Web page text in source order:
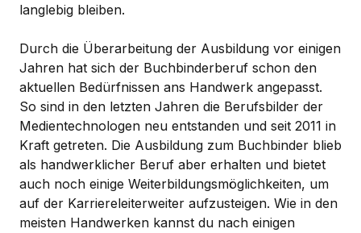
langlebig bleiben.
Durch die Überarbeitung der Ausbildung vor einigen
Jahren hat sich der Buchbinderberuf schon den
aktuellen Bedürfnissen ans Handwerk angepasst.
So sind in den letzten Jahren die Berufsbilder der
Medientechnologen neu entstanden und seit 2011 in
Kraft getreten. Die Ausbildung zum Buchbinder blieb
als handwerklicher Beruf aber erhalten und bietet
auch noch einige Weiterbildungsmöglichkeiten, um
auf der Karriereleiterweiter aufzusteigen. Wie in den
meisten Handwerken kannst du nach einigen